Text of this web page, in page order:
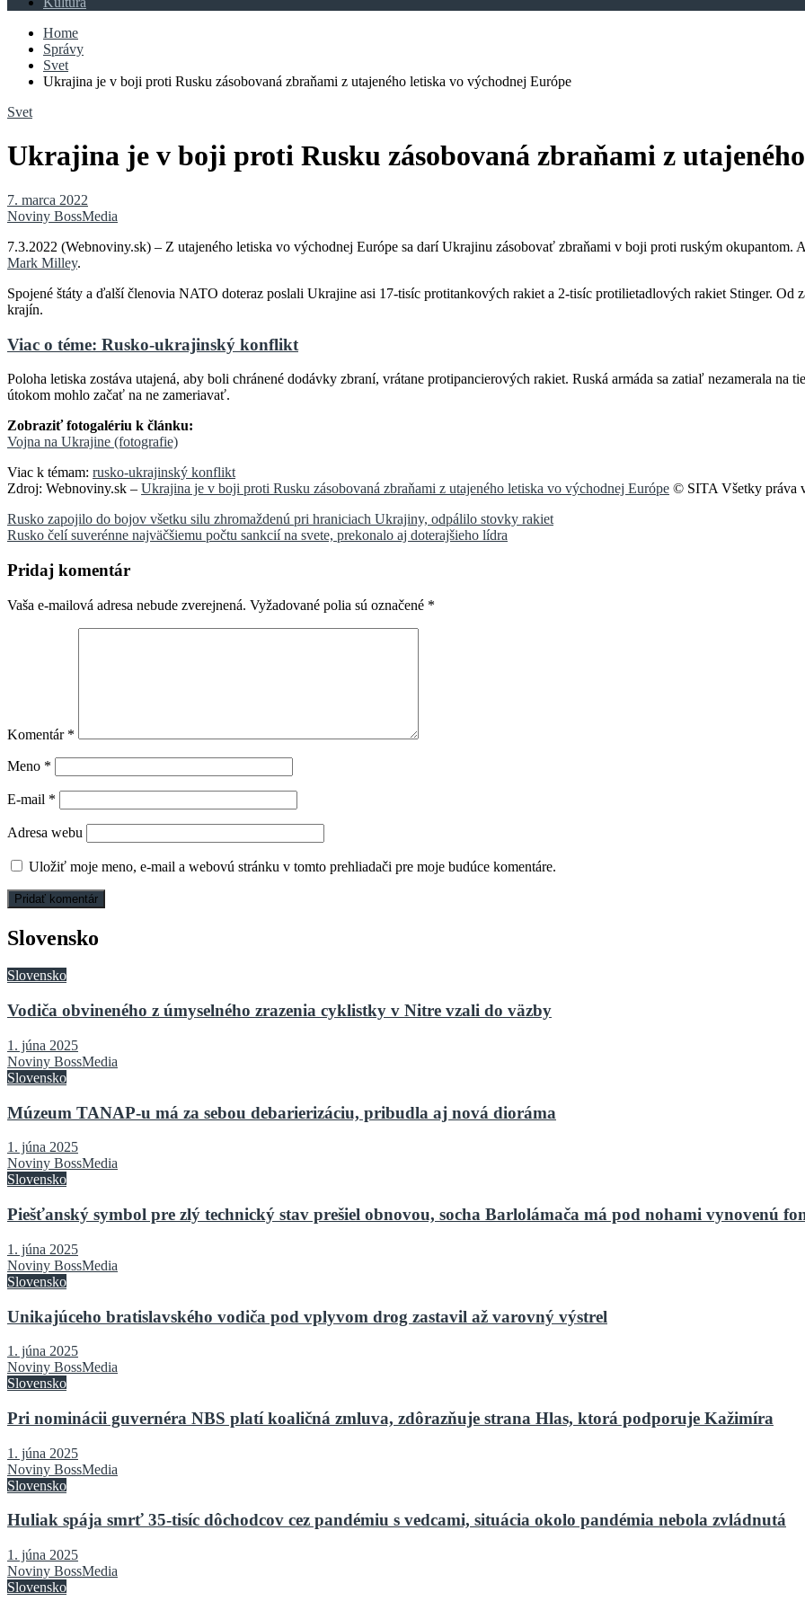
Home
Správy
Svet
Ukrajina je v boji proti Rusku zásobovaná zbraňami z utajeného letiska vo východnej Európe
Svet
Ukrajina je v boji proti Rusku zásobovaná zbraňami z
7. marca 2022
Noviny BossMedia
7.3.2022 (Webnoviny.sk) – Z utajeného letiska vo východnej Európe sa darí Ukrajinu zásobovať zbraňami v boji proti ruským
Mark Milley.
Spojené štáty a ďalší členovia NATO doteraz poslali Ukrajine asi 17-tisíc protitankových rakiet a 2-tisíc protilietadlových rakiet Stinger. Od
krajín.
Viac o téme: Rusko-ukrajinský konflikt
Poloha letiska zostáva utajená, aby boli chránené dodávky zbraní, vrátane protipancierových rakiet. Ruská armáda sa zatiaľ nezamerala na
útokom mohlo začať na ne zameriavať.
Zobraziť fotogalériu k článku:
Vojna na Ukrajine (fotografie)
Viac k témam: rusko-ukrajinský konflikt
Zdroj: Webnoviny.sk – Ukrajina je v boji proti Rusku zásobovaná zbraňami z utajeného letiska vo východnej Európe © SITA Všetky práva
Navigácia
v
článku
Rusko zapojilo do bojov všetku silu zhromaždenú pri hraniciach Ukrajiny, odpálilo stovky rakiet
Rusko čelí suverénne najväčšiemu počtu sankcií na svete, prekonalo aj doterajšieho lídra
Pridaj komentár
Vaša e-mailová adresa nebude zverejnená. Vyžadované polia sú označené *
Komentár *
Meno *
E-mail *
Adresa webu
Uložiť moje meno, e-mail a webovú stránku v tomto prehliadači pre moje budúce komentáre.
Slovensko
Slovensko
Vodiča obvineného z úmyselného zrazenia cyklistky v Nitre vzali do väzby
1. júna 2025
Noviny BossMedia
Slovensko
Múzeum TANAP-u má za sebou debarierizáciu, pribudla aj nová dioráma
1. júna 2025
Noviny BossMedia
Slovensko
Piešťanský symbol pre zlý technický stav prešiel obnovou, socha Barlolámača má pod nohami vynovenú
1. júna 2025
Noviny BossMedia
Slovensko
Unikajúceho bratislavského vodiča pod vplyvom drog zastavil až varovný výstrel
1. júna 2025
Noviny BossMedia
Slovensko
Pri nominácii guvernéra NBS platí koaličná zmluva, zdôrazňuje strana Hlas, ktorá podporuje Kažimíra
1. júna 2025
Noviny BossMedia
Slovensko
Huliak spája smrť 35-tisíc dôchodcov cez pandémiu s vedcami, situácia okolo pandémia nebola zvládnutá
1. júna 2025
Noviny BossMedia
Slovensko